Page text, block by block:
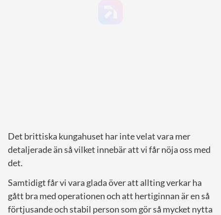
Det brittiska kungahuset har inte velat vara mer
detaljerade än så vilket innebär att vi får nöja oss med
det.
Samtidigt får vi vara glada över att allting verkar ha
gått bra med operationen och att hertiginnan är en så
förtjusande och stabil person som gör så mycket nytta